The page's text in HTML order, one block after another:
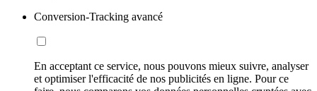
Conversion-Tracking avancé
En acceptant ce service, nous pouvons mieux suivre, analyser
et optimiser l'efficacité de nos publicités en ligne. Pour ce